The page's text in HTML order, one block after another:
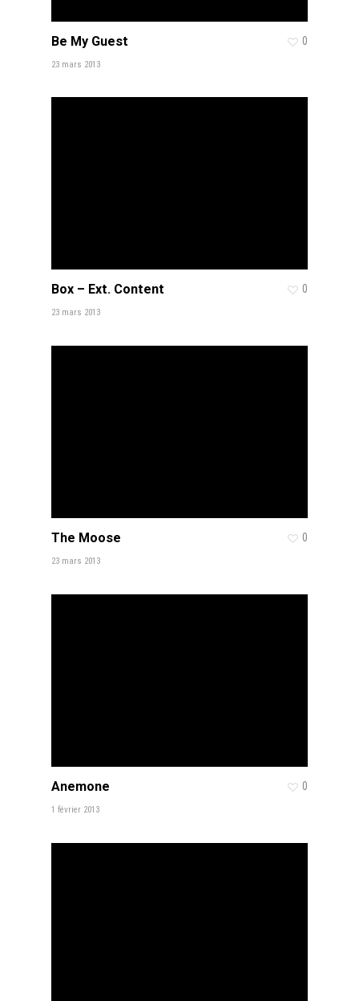
Be My Guest
23 mars 2013
0
Box – Ext. Content
23 mars 2013
0
The Moose
23 mars 2013
0
Anemone
1 février 2013
0